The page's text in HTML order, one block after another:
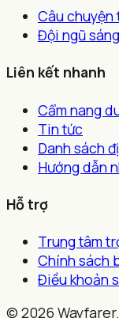
Câu chuyện
Đội ngũ
Liên kết nhanh
Cẩm nang
Tin tức
Danh sách
Hướng dẫn
Hỗ trợ
Trung tâm
Chính sách
Điều khoản
© 2026